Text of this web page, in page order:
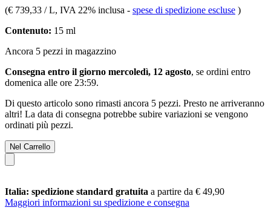
(€ 739,33 / L, IVA 22% inclusa - spese di spedizione escluse )
Contenuto: 15 ml
Ancora 5 pezzi in magazzino
Consegna entro il giorno mercoledì, 12 agosto, se ordini entro
domenica alle ore 23:59.
Di questo articolo sono rimasti ancora 5 pezzi. Presto ne arriveranno
altri! La data di consegna potrebbe subire variazioni se vengono
ordinati più pezzi.
Nel Carrello
Italia: spedizione standard gratuita a partire da € 49,90
Maggiori informazioni su spedizione e consegna